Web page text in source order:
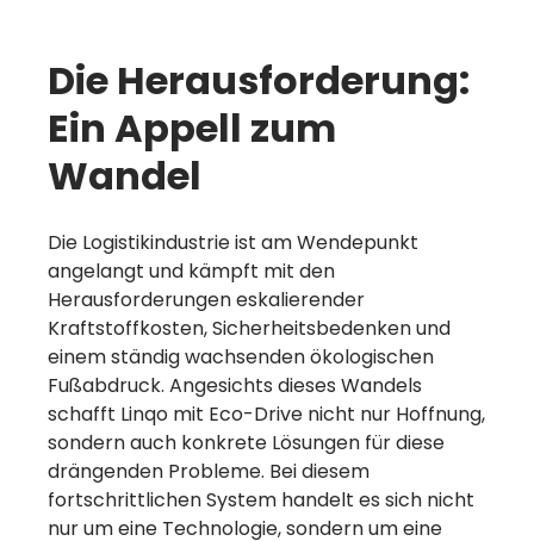
Die Herausforderung:
Ein Appell zum
Wandel
Die Logistikindustrie ist am Wendepunkt
angelangt und kämpft mit den
Herausforderungen eskalierender
Kraftstoffkosten, Sicherheitsbedenken und
einem ständig wachsenden ökologischen
Fußabdruck. Angesichts dieses Wandels
schafft Linqo mit Eco-Drive nicht nur Hoffnung,
sondern auch konkrete Lösungen für diese
drängenden Probleme. Bei diesem
fortschrittlichen System handelt es sich nicht
nur um eine Technologie, sondern um eine